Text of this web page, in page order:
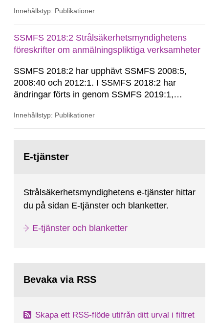
att lämna råd till SSM inom olika områden som
Innehållstyp: Publikationer
SSMFS 2018:2 Strålsäkerhetsmyndighetens
föreskrifter om anmälningspliktiga verksamheter
SSMFS 2018:2 har upphävt SSMFS 2008:5,
2008:40 och 2012:1. I SSMFS 2018:2 har
ändringar förts in genom SSMFS 2019:1,
Innehållstyp: Publikationer
sida:E-tjänster
Strålsäkerhetsmyndighetens e-tjänster hittar
du på sidan E-tjänster och blanketter.
E-tjänster och blanketter
Bevaka via RSS
Skapa ett RSS-flöde utifrån ditt urval i filtret